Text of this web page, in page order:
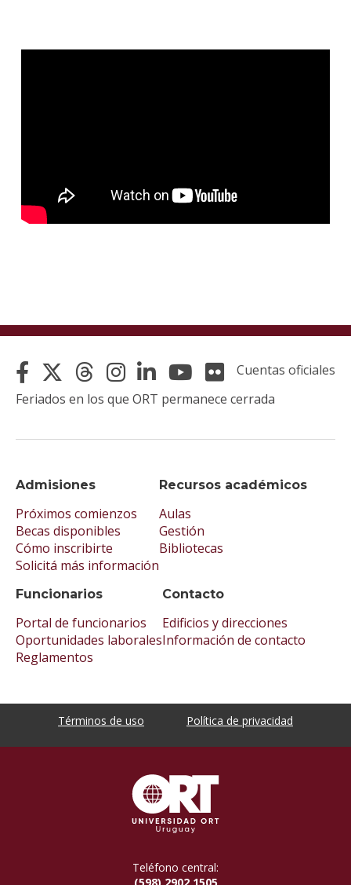
Admisiones
Próximos comienzos
Becas disponibles
Cómo inscribirte
Solicitá más información
Recursos académicos
Aulas
Gestión
Bibliotecas
Funcionarios
Portal de funcionarios
Oportunidades laborales
Reglamentos
Contacto
Edificios y direcciones
Información de contacto
Cuentas oficiales
Feriados en los que ORT permanece cerrada
Términos de uso Política de privacidad
Teléfono central:
(598) 2902 1505